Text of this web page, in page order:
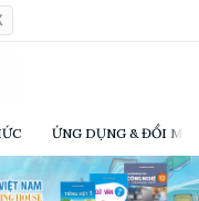
ỨNG DỤNG & ĐỔI